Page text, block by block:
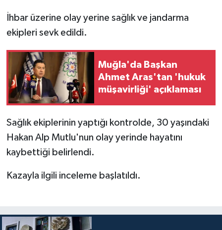
İhbar üzerine olay yerine sağlık ve jandarma
ekipleri sevk edildi.
Muğla'da Başkan
Ahmet Aras'tan 'hukuk
müşavirliği' açıklaması
Sağlık ekiplerinin yaptığı kontrolde, 30 yaşındaki
Hakan Alp Mutlu'nun olay yerinde hayatını
kaybettiği belirlendi.
Kazayla ilgili inceleme başlatıldı.